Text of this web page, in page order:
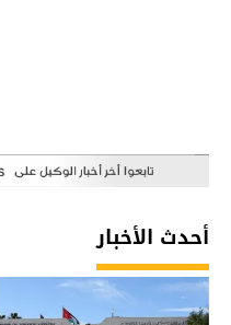
أحدث الأخبار